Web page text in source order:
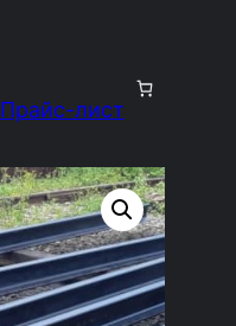
Прайс-лист